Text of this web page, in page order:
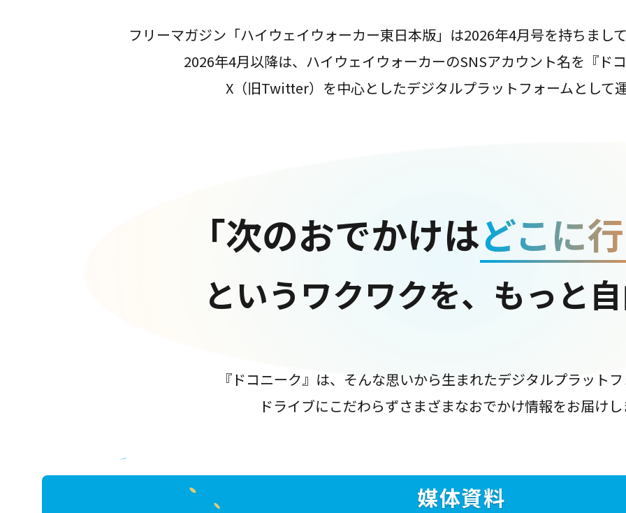
フリーマガジン「ハイウェイウォーカー東日本版」は2026年4月号を持ちまし
2026年4月以降は、ハイウェイウォーカーのSNSアカウント名を『ド
X（旧Twitter）を中心としたデジタルプラットフォームとして
「次のおでかけはどこに
というワクワクを、もっと
『ドコニーク』は、そんな思いから生まれたデジタルプラット
ドライブにこだわらずさまざまなおでかけ情報をお届け
媒体資料